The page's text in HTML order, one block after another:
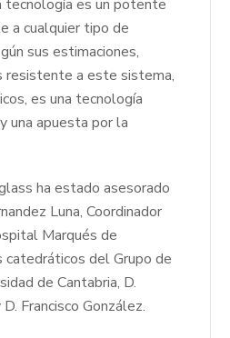
tecnología es un potente
a cualquier tipo de
sus estimaciones,
resistente a este sistema,
es una tecnología
una apuesta por la
ha estado asesorado
Luna, Coordinador
Marqués de
del Grupo de
de Cantabria, D.
Francisco González.